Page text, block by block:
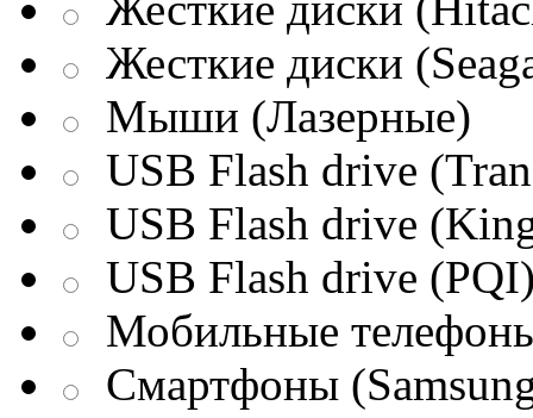
Жесткие диски
Мыши (Лазерные)
USB Flash drive
USB Flash drive
USB Flash drive
Мобильные
Смартфоны